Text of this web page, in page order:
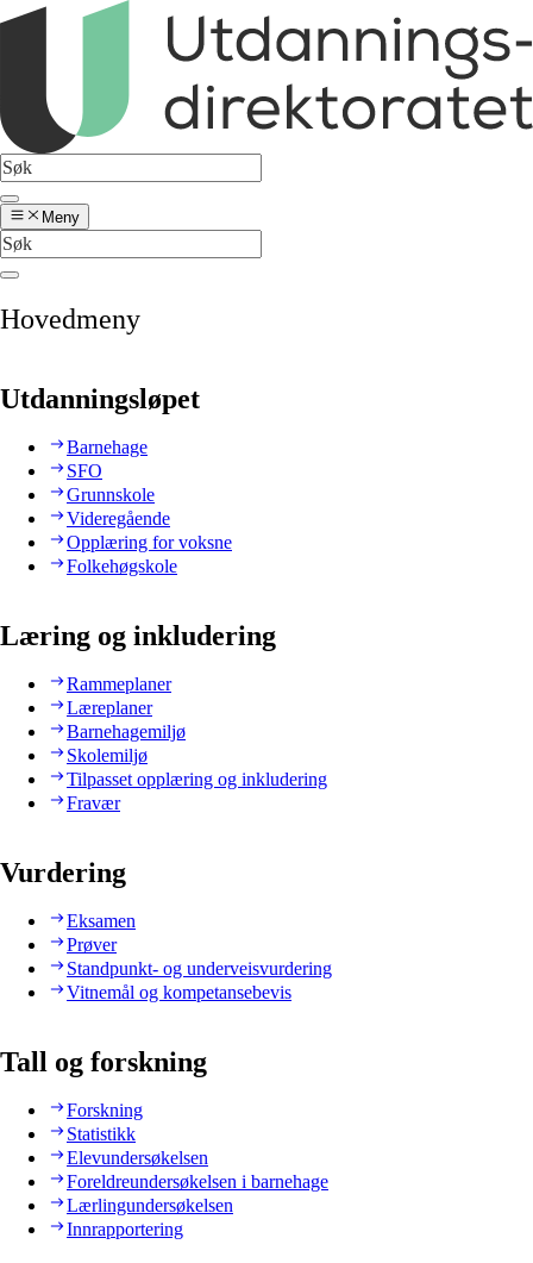
Meny
Hovedmeny
Utdanningsløpet
Barnehage
SFO
Grunnskole
Videregående
Opplæring for voksne
Folkehøgskole
Læring og inkludering
Rammeplaner
Læreplaner
Barnehagemiljø
Skolemiljø
Tilpasset opplæring og inkludering
Fravær
Vurdering
Eksamen
Prøver
Standpunkt- og underveisvurdering
Vitnemål og kompetansebevis
Tall og forskning
Forskning
Statistikk
Elevundersøkelsen
Foreldreundersøkelsen i barnehage
Lærlingundersøkelsen
Innrapportering